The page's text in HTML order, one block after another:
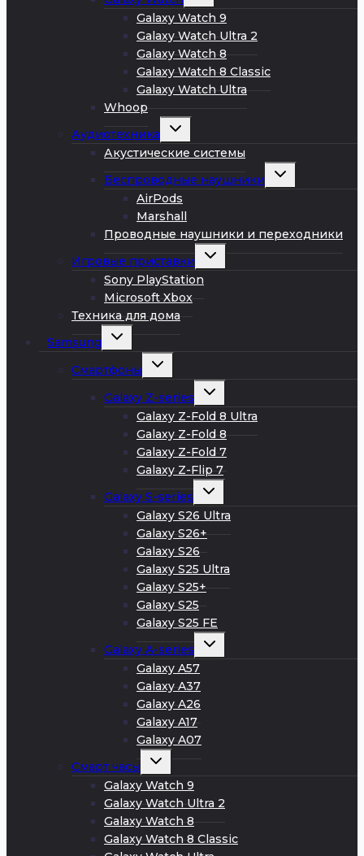
меню
Galaxy Watch 9
Galaxy Watch Ultra 2
Galaxy Watch 8
Galaxy Watch 8 Classic
Galaxy Watch Ultra
Whoop
Аудиотехника
Развернуть
меню
Акустические системы
Беспроводные наушники
Развернуть
AirPods
Marshall
Проводные наушники и переходники
Игровые приставки
Развернуть
меню
Sony PlayStation
Microsoft Xbox
Техника для дома
Samsung
Развернуть
Смартфоны
Развернуть
Galaxy Z-series
Развернуть
меню
Galaxy Z-Fold 8 Ultra
Galaxy Z-Fold 8
Galaxy Z-Fold 7
Galaxy Z-Flip 7
Galaxy S-series
Развернуть
меню
Galaxy S26 Ultra
Galaxy S26+
Galaxy S26
Galaxy S25 Ultra
Galaxy S25+
Galaxy S25
Galaxy S25 FE
Galaxy A-series
Развернуть
меню
Galaxy A57
Galaxy A37
Galaxy A26
Galaxy A17
Galaxy A07
Смарт часы
Развернуть
меню
Galaxy Watch 9
Galaxy Watch Ultra 2
Galaxy Watch 8
Galaxy Watch 8 Classic